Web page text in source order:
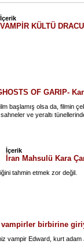
İçerik
VAMPİR KÜLTÜ
OF GARIP-
başlamış olsa da, filmin
ve yeraltı
İçerik
İran Mahsulü Kara
tahmin etmek zor değil.
vampirler birbirine
vampir Edward, kurt